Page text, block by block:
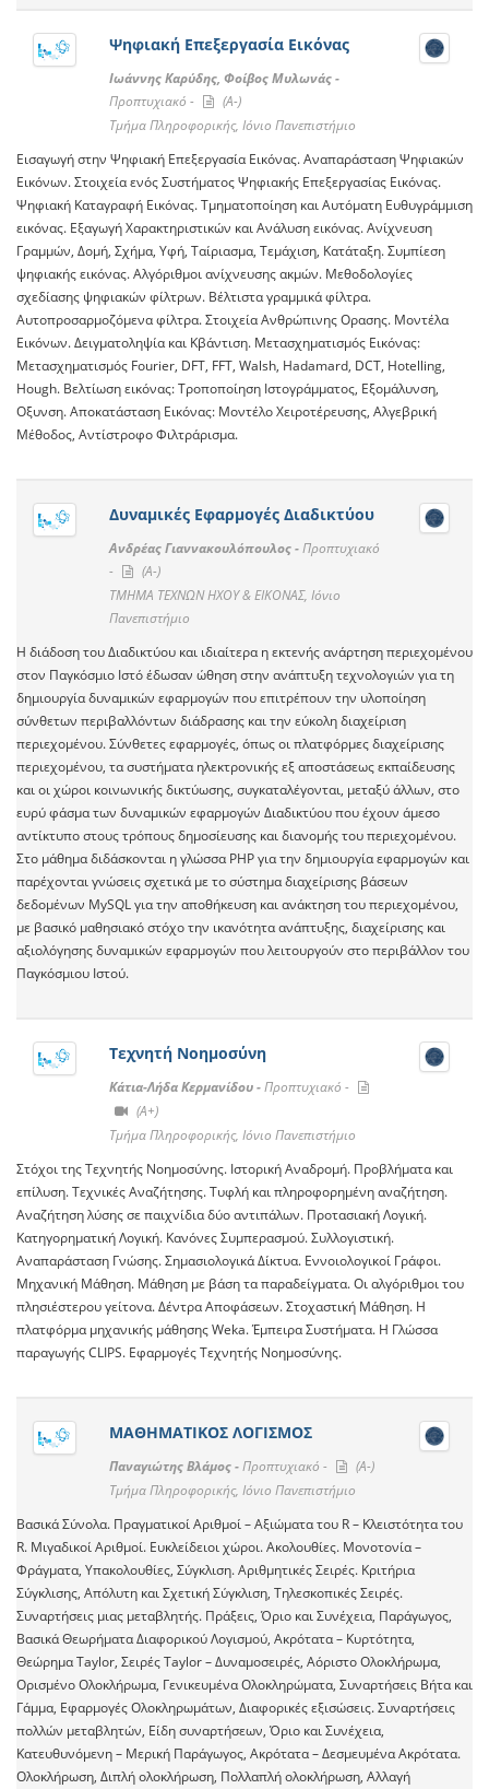
Ψηφιακή Επεξεργασία Εικόνας
Ιωάννης Καρύδης, Φοίβος Μυλωνάς -
Προπτυχιακό -
(A-)
Τμήμα Πληροφορικής, Ιόνιο Πανεπιστήμιο
Εισαγωγή στην Ψηφιακή Επεξεργασία Εικόνας. Αναπαράσταση Ψηφιακών
Εικόνων. Στοιχεία ενός Συστήματος Ψηφιακής Επεξεργασίας Εικόνας.
Ψηφιακή Καταγραφή Εικόνας. Τμηματοποίηση και Αυτόματη Ευθυγράμμιση
εικόνας. Εξαγωγή Χαρακτηριστικών και Ανάλυση εικόνας. Ανίχνευση
Γραμμών, Δομή, Σχήμα, Υφή, Ταίριασμα, Τεμάχιση, Κατάταξη. Συμπίεση
ψηφιακής εικόνας. Αλγόριθμοι ανίχνευσης ακμών. Μεθοδολογίες
σχεδίασης ψηφιακών φίλτρων. Bέλτιστα γραμμικά φίλτρα.
Αυτοπροσαρμοζόμενα φίλτρα. Στοιχεία Ανθρώπινης Ορασης. Μοντέλα
Εικόνων. Δειγματοληψία και Κβάντιση. Μετασχηματισμός Εικόνας:
Μετασχηματισμός Fourier, DFT, FFT, Walsh, Hadamard, DCT, Hotelling,
Hough. Βελτίωση εικόνας: Τροποποίηση Ιστογράμματος, Εξομάλυνση,
Οξυνση. Αποκατάσταση Εικόνας: Μοντέλο Χειροτέρευσης, Αλγεβρική
Μέθοδος, Αντίστροφο Φιλτράρισμα.
Δυναμικές Εφαρμογές Διαδικτύου
Ανδρέας Γιαννακουλόπουλος -Προπτυχιακό
-
(A-)
ΤΜΗΜΑ ΤΕΧΝΩΝ ΗΧΟΥ & ΕΙΚΟΝΑΣ, Ιόνιο
Πανεπιστήμιο
Η διάδοση του Διαδικτύου και ιδιαίτερα η εκτενής ανάρτηση περιεχομένου
στον Παγκόσμιο Ιστό έδωσαν ώθηση στην ανάπτυξη τεχνολογιών για τη
δημιουργία δυναμικών εφαρμογών που επιτρέπουν την υλοποίηση
σύνθετων περιβαλλόντων διάδρασης και την εύκολη διαχείριση
περιεχομένου. Σύνθετες εφαρμογές, όπως οι πλατφόρμες διαχείρισης
περιεχομένου, τα συστήματα ηλεκτρονικής εξ αποστάσεως εκπαίδευσης
και οι χώροι κοινωνικής δικτύωσης, συγκαταλέγονται, μεταξύ άλλων, στο
ευρύ φάσμα των δυναμικών εφαρμογών Διαδικτύου που έχουν άμεσο
αντίκτυπο στους τρόπους δημοσίευσης και διανομής του περιεχομένου.
Στο μάθημα διδάσκονται η γλώσσα PHP για την δημιουργία εφαρμογών και
παρέχονται γνώσεις σχετικά με το σύστημα διαχείρισης βάσεων
δεδομένων MySQL για την αποθήκευση και ανάκτηση του περιεχομένου,
με βασικό μαθησιακό στόχο την ικανότητα ανάπτυξης, διαχείρισης και
αξιολόγησης δυναμικών εφαρμογών που λειτουργούν στο περιβάλλον του
Παγκόσμιου Ιστού.
Τεχνητή Νοημοσύνη
Κάτια-Λήδα Κερμανίδου -Προπτυχιακό -
(A+)
Τμήμα Πληροφορικής, Ιόνιο Πανεπιστήμιο
Στόχοι της Τεχνητής Νοημοσύνης. Ιστορική Αναδρομή. Προβλήματα και
επίλυση. Τεχνικές Αναζήτησης. Τυφλή και πληροφορημένη αναζήτηση.
Αναζήτηση λύσης σε παιχνίδια δύο αντιπάλων. Προτασιακή Λογική.
Κατηγορηματική Λογική. Κανόνες Συμπερασμού. Συλλογιστική.
Αναπαράσταση Γνώσης. Σημασιολογικά Δίκτυα. Εννοιολογικοί Γράφοι.
Μηχανική Μάθηση. Μάθηση με βάση τα παραδείγματα. Οι αλγόριθμοι του
πλησιέστερου γείτονα. Δέντρα Αποφάσεων. Στοχαστική Μάθηση. Η
πλατφόρμα μηχανικής μάθησης Weka. Έμπειρα Συστήματα. Η Γλώσσα
παραγωγής CLIPS. Εφαρμογές Τεχνητής Νοημοσύνης.
ΜΑΘΗΜΑΤΙΚΟΣ ΛΟΓΙΣΜΟΣ
Παναγιώτης Βλάμος -Προπτυχιακό -
(A-)
Τμήμα Πληροφορικής, Ιόνιο Πανεπιστήμιο
Βασικά Σύνολα. Πραγματικοί Αριθμοί – Αξιώματα του R – Κλειστότητα του
R. Μιγαδικοί Αριθμοί. Ευκλείδειοι χώροι. Ακολουθίες. Μονοτονία –
Φράγματα, Υπακολουθίες, Σύγκλιση. Αριθμητικές Σειρές. Κριτήρια
Σύγκλισης, Απόλυτη και Σχετική Σύγκλιση, Τηλεσκοπικές Σειρές.
Συναρτήσεις μιας μεταβλητής. Πράξεις, Όριο και Συνέχεια, Παράγωγος,
Βασικά Θεωρήματα Διαφορικού Λογισμού, Ακρότατα – Κυρτότητα,
Θεώρημα Taylor, Σειρές Taylor – Δυναμοσειρές, Αόριστο Ολοκλήρωμα,
Ορισμένο Ολοκλήρωμα, Γενικευμένα Ολοκληρώματα, Συναρτήσεις Βήτα και
Γάμμα, Εφαρμογές Ολοκληρωμάτων, Διαφορικές εξισώσεις. Συναρτήσεις
πολλών μεταβλητών, Είδη συναρτήσεων, Όριο και Συνέχεια,
Κατευθυνόμενη – Μερική Παράγωγος, Ακρότατα – Δεσμευμένα Ακρότατα.
Ολοκλήρωση, Διπλή ολοκλήρωση, Πολλαπλή ολοκλήρωση, Αλλαγή